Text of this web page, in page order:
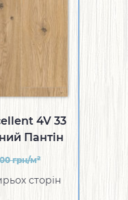
4V 33
Пантін
грн/м2
сторін